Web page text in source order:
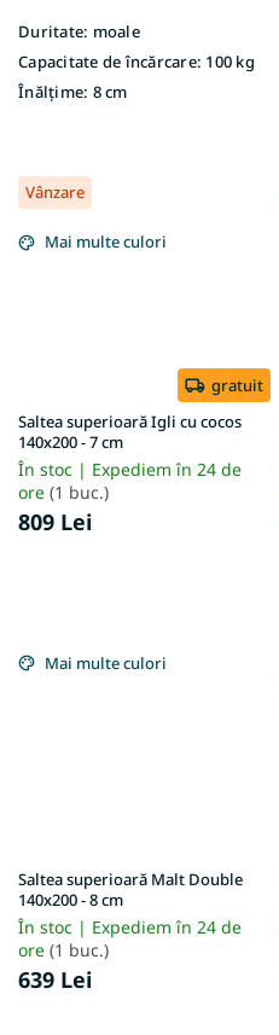
Duritate: moale
Capacitate de încărcare: 100 kg
Înălțime: 8 cm
Vânzare
Mai multe culori
gratuit
Saltea superioară Igli cu cocos
140x200 - 7 cm
În stoc | Expediem în 24 de
ore (1 buc.)
809 Lei
Mai multe culori
Saltea superioară Malt Double
140x200 - 8 cm
În stoc | Expediem în 24 de
ore (1 buc.)
639 Lei